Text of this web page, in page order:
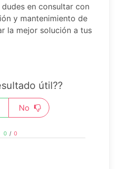
en consultar con
y mantenimiento de
la mejor solución a tus
útil??
No
0 / 0